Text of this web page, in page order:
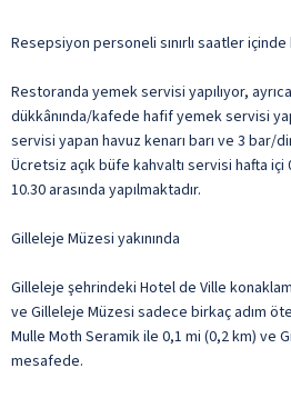
Resepsiyon personeli sınırlı saatler
Restoranda yemek servisi yapılıyor,
dükkânında/kafede hafif yemek servisi
servisi yapan havuz kenarı barı ve 3 bar/
Ücretsiz açık büfe kahvaltı servisi hafta içi
10.30 arasında yapılmaktadır.
Gilleleje Müzesi yakınında
Gilleleje şehrindeki Hotel de Ville
ve Gilleleje Müzesi sadece birkaç adım
Mulle Moth Seramik ile 0,1 mi (0,2 km) ve
mesafede.